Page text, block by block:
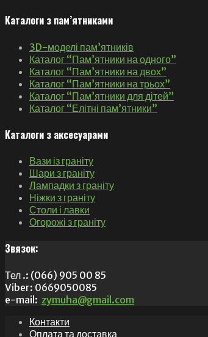
Каталоги з пам’ятниками
3D-моделі пам’ятників
Каталог “Пам’ятники на одного”
Каталог “Пам’ятники на двох”
Каталог “Пам’ятники на трьох”
Каталог “Пам’ятники для дітей”
Каталог “Елітні пам’ятники”
Каталоги з аксесуарами
Вази із граніту
Шари з граніту
Лампадки з граніту
Ніжки з граніту
Столи і лавки
Огорожі з граніту
Звязок:
Тел .: (066) 905 00 85
Viber: 0669050085
e-mail: zymuha@gmail.com
Контакти
Оплата та доставка